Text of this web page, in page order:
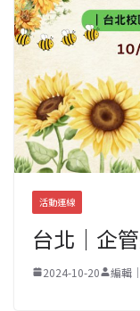
活動連線
台北｜企
2024-10-20 編輯